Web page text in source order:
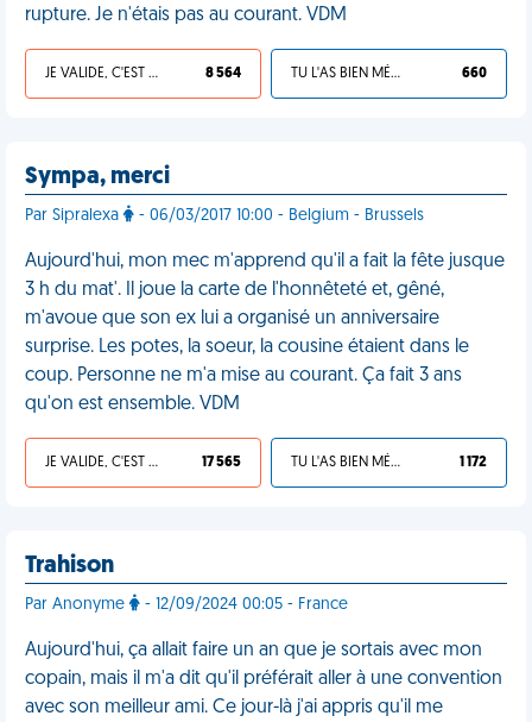
rupture. Je n'étais pas au courant. VDM
JE VALIDE, C'EST UNE VDM 8 564 TU L'AS BIEN MÉRITÉ 660
Sympa, merci
Par Sipralexa - 06/03/2017 10:00 - Belgium - Brussels
Aujourd'hui, mon mec m'apprend qu'il a fait la fête jusque
3 h du mat'. Il joue la carte de l'honnêteté et, gêné,
m'avoue que son ex lui a organisé un anniversaire
surprise. Les potes, la soeur, la cousine étaient dans le
coup. Personne ne m'a mise au courant. Ça fait 3 ans
qu'on est ensemble. VDM
JE VALIDE, C'EST UNE VDM 17 565 TU L'AS BIEN MÉRITÉ 1 172
Trahison
Par Anonyme - 12/09/2024 00:05 - France
Aujourd'hui, ça allait faire un an que je sortais avec mon
copain, mais il m'a dit qu'il préférait aller à une convention
avec son meilleur ami. Ce jour-là j'ai appris qu'il me